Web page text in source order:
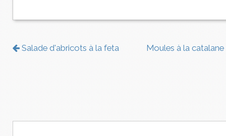
Salade d'abricots à la feta Moules à la catalane